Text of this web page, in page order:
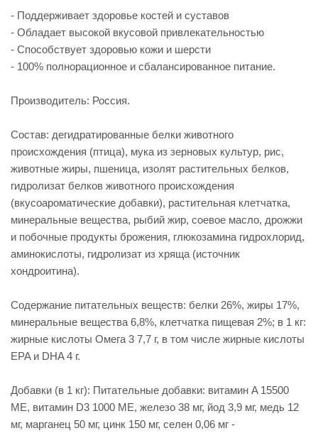
- Поддерживает здоровье костей и суставов
- Обладает высокой вкусовой привлекательностью
- Способствует здоровью кожи и шерсти
- 100% полнорационное и сбалансированное питание.
Производитель: Россия.
Состав: дегидратированные белки животного
происхождения (птица), мука из зерновых культур, рис,
животные жиры, пшеница, изолят растительных белков,
гидролизат белков животного происхождения
(вкусоароматические добавки), растительная клетчатка,
минеральные вещества, рыбий жир, соевое масло, дрожжи
и побочные продукты брожения, глюкозамина гидрохлорид,
аминокислоты, гидролизат из хряща (источник
хондроитина).
Содержание питательных веществ: белки 26%, жиры 17%,
минеральные вещества 6,8%, клетчатка пищевая 2%; в 1 кг:
жирные кислоты Омега 3 7,7 г, в том числе жирные кислоты
EPA и DHA 4 г.
Добавки (в 1 кг): Питательные добавки: витамин A 15500
ME, витамин D3 1000 ME, железо 38 мг, йод 3,9 мг, медь 12
мг, марганец 50 мг, цинк 150 мг, сeлeн 0,06 мг -